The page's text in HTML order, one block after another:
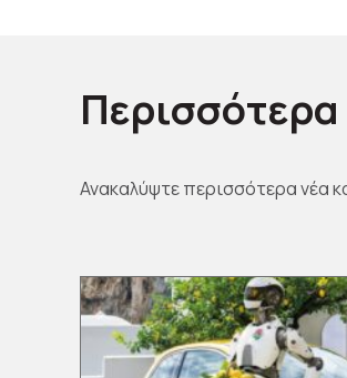
Ανακαλύψτε περισσότερα νέα